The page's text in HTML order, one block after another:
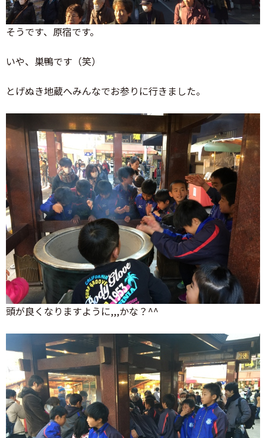
そうです、原宿です。
いや、巣鴨です（笑）
とげぬき地蔵へみんなでお参りに行きました。
頭が良くなりますように,,,かな？^^